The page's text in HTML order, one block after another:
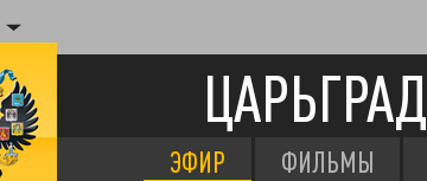
ЦАРЬГРАД
ЭФИР ФИЛЬМЫ